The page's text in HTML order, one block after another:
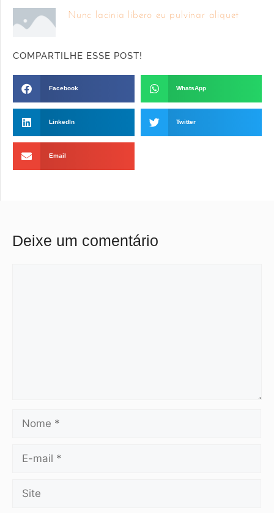
Nunc lacinia libero eu pulvinar aliquet
COMPARTILHE ESSE POST!
Facebook WhatsApp
LinkedIn Twitter
Email
Deixe um comentário